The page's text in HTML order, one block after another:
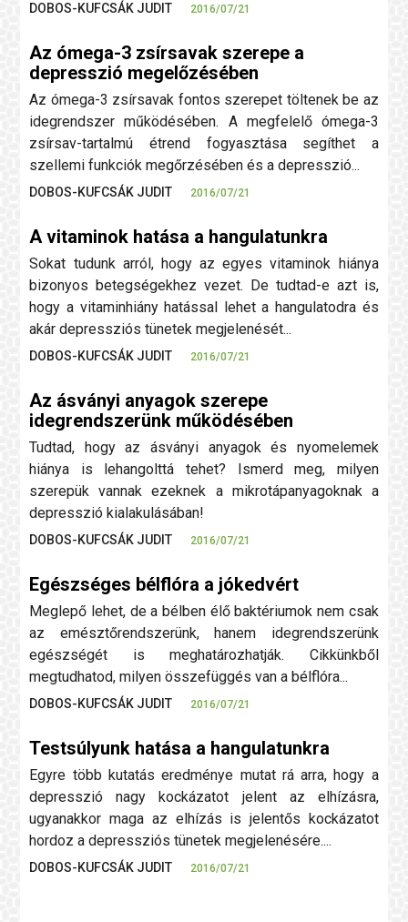
DOBOS-KUFCSÁK JUDIT 2016/07/21
Az ómega-3 zsírsavak szerepe a
depresszió megelőzésében
Az ómega-3 zsírsavak fontos szerepet töltenek be az
idegrendszer működésében. A megfelelő ómega-3
zsírsav-tartalmú étrend fogyasztása segíthet a
szellemi funkciók megőrzésében és a depresszió...
DOBOS-KUFCSÁK JUDIT 2016/07/21
A vitaminok hatása a hangulatunkra
Sokat tudunk arról, hogy az egyes vitaminok hiánya
bizonyos betegségekhez vezet. De tudtad-e azt is,
hogy a vitaminhiány hatással lehet a hangulatodra és
akár depressziós tünetek megjelenését...
DOBOS-KUFCSÁK JUDIT 2016/07/21
Az ásványi anyagok szerepe
idegrendszerünk működésében
Tudtad, hogy az ásványi anyagok és nyomelemek
hiánya is lehangolttá tehet? Ismerd meg, milyen
szerepük vannak ezeknek a mikrotápanyagoknak a
depresszió kialakulásában!
DOBOS-KUFCSÁK JUDIT 2016/07/21
Egészséges bélflóra a jókedvért
Meglepő lehet, de a bélben élő baktériumok nem csak
az emésztőrendszerünk, hanem idegrendszerünk
egészségét is meghatározhatják. Cikkünkből
megtudhatod, milyen összefüggés van a bélflóra...
DOBOS-KUFCSÁK JUDIT 2016/07/21
Testsúlyunk hatása a hangulatunkra
Egyre több kutatás eredménye mutat rá arra, hogy a
depresszió nagy kockázatot jelent az elhízásra,
ugyanakkor maga az elhízás is jelentős kockázatot
hordoz a depressziós tünetek megjelenésére....
DOBOS-KUFCSÁK JUDIT 2016/07/21